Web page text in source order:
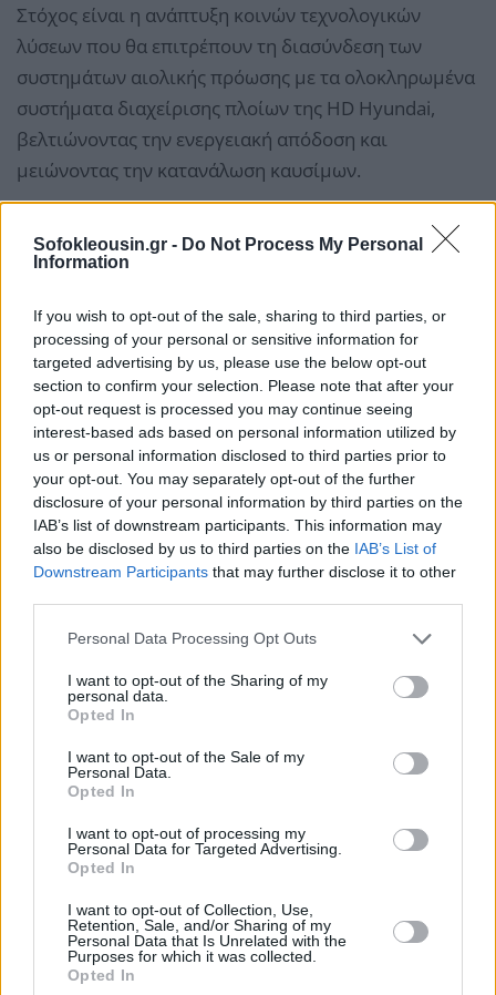
Sofokleousin.gr - Do Not Process My Personal
Information
If you wish to opt-out of the sale, sharing to third parties, or
processing of your personal or sensitive information for
targeted advertising by us, please use the below opt-out
section to confirm your selection. Please note that after your
opt-out request is processed you may continue seeing
interest-based ads based on personal information utilized by
us or personal information disclosed to third parties prior to
your opt-out. You may separately opt-out of the further
disclosure of your personal information by third parties on the
IAB’s list of downstream participants. This information may
also be disclosed by us to third parties on the IAB’s List of
Downstream Participants that may further disclose it to other
Personal Data Processing Opt Outs
I want to opt-out of the Sharing of my
personal data.
Opted In
I want to opt-out of the Sale of my
Personal Data.
Opted In
I want to opt-out of processing my
Personal Data for Targeted Advertising.
Opted In
I want to opt-out of Collection, Use,
Retention, Sale, and/or Sharing of my
Personal Data that Is Unrelated with the
Purposes for which it was collected.
Opted In
Στόχος είναι η ανάπτυξη κοινών τεχνολογικών
λύσεων που θα επιτρέπουν τη διασύνδεση των
συστημάτων αιολικής πρόωσης με τα ολοκληρωμένα
συστήματα διαχείρισης πλοίων της HD Hyundai,
βελτιώνοντας την ενεργειακή απόδοση και
μειώνοντας την κατανάλωση καυσίμων.
Η συνεργασία αποκτά ιδιαίτερη σημασία σε μια
περίοδο κατά την οποία η διεθνής ναυτιλία
εκπομπών αερίων του θερμοκηπίου και τη
συμμόρφωση με τους ολοένα αυστηρότερους
περιβαλλοντικούς κανονισμούς.
Οι δύο εταιρείες εκτιμούν ότι η αξιοποίηση της
αιολικής ενέργειας μπορεί να αποτελέσει ένα από τα
βασικά εργαλεία για την επίτευξη των στόχων
απανθρακοποίησης του κλάδου.
Στο επίκεντρο της συνεργασίας βρίσκεται η
τεχνολογία WindWings®, ένα σύστημα μεγάλων
κατάστρωμα των πλοίων και λειτουργούν ως
σύγχρονα, αυτοματοποιημένα ιστία.
Μέσω προηγμένων συστημάτων ελέγχου
προσαρμόζονται διαρκώς στις καιρικές συνθήκες και
στην κατεύθυνση του ανέμου, προσφέροντας
πρόσθετη ώθηση στο πλοίο και περιορίζοντας την
κατανάλωση καυσίμου. Ανάλογα με τον τύπο του
πλοίου και τη διαδρομή, οι εξοικονομήσεις μπορούν
να φθάσουν ακόμη και το 30%.